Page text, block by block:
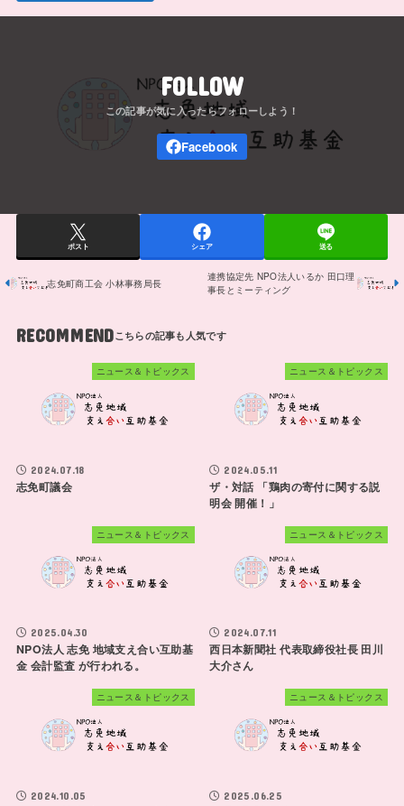
FOLLOW
ポスト シェア 送る
志免町商工会 小林事務局長
連携協定先 NPO法人いるか 田口理
事長とミーティング
RECOMMEND
ニュース＆トピックス
2024.07.18
志免町議会
ニュース＆トピックス
2024.05.11
ザ・対話 「鶏肉の寄付に関する説
明会 開催！」
ニュース＆トピックス
2025.04.30
NPO法人 志免 地域支え合い互助基
金 会計監査 が行われる。
ニュース＆トピックス
2024.07.11
西日本新聞社 代表取締役社長 田川
大介さん
ニュース＆トピックス
2024.10.05
ニュース＆トピックス
2025.06.25